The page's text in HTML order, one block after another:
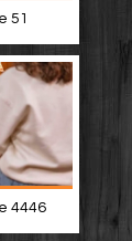
51
4446